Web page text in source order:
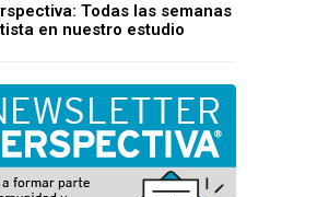
Todas las semanas
en nuestro estudio